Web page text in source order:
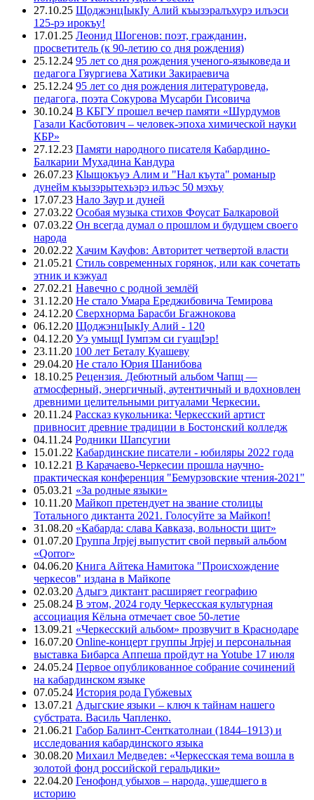
27.10.25 ЩоджэнцIыкIу Алий къызэралъхурэ илъэси
125-рэ ирокъу!
17.01.25 Леонид Шогенов: поэт, гражданин,
просветитель (к 90-летию со дня рождения)
25.12.24 95 лет со дня рождения ученого-языковеда и
педагога Гяургиева Хатики Закираевича
25.12.24 95 лет со дня рождения литературоведа,
педагога, поэта Сокурова Мусарби Гисовича
30.10.24 В КБГУ прошел вечер памяти «Шурдумов
Газали Касботович – человек-эпоха химической науки
КБР»
27.12.23 Памяти народного писателя Кабардино-
Балкарии Мухадина Кандура
26.07.23 Кlыщокъуэ Алим и "Нал къута" романыр
дунейм къызэрытехьэрэ илъэс 50 мэхъу
17.07.23 Нало Заур и дуней
27.03.22 Особая музыка стихов Фоусат Балкаровой
07.03.22 Он всегда думал о прошлом и будущем своего
народа
20.02.22 Хачим Кауфов: Авторитет четвертой власти
21.05.21 Стиль современных горянок, или как сочетать
этник и кэжуал
27.02.21 Навечно с родной землёй
31.12.20 Не стало Умара Ереджибовича Темирова
24.12.20 Сверхнорма Барасби Бгажнокова
06.12.20 ЩоджэнцIыкIу Алий - 120
04.12.20 Уэ умыщI Iумпэм си гуащIэр!
23.11.20 100 лет Беталу Куашеву
29.04.20 Не стало Юрия Шанибова
18.10.25 Рецензия. Дебютный альбом Чапщ —
атмосферный, энергичный, аутентичный и вдохновлен
древними целительными ритуалами Черкесии.
20.11.24 Рассказ кукольника: Черкесский артист
привносит древние традиции в Бостонский колледж
04.11.24 Родники Шапсугии
15.01.22 Кабардинские писатели - юбиляры 2022 года
10.12.21 В Карачаево-Черкесии прошла научно-
практическая конференция "Бемурзовские чтения-2021"
05.03.21 «За родные языки»
10.11.20 Майкоп претендует на звание столицы
Тотального диктанта 2021. Голосуйте за Майкоп!
31.08.20 «Кабарда: слава Кавказа, вольности щит»
01.07.20 Группа Jrpjej выпустит свой первый альбом
«Qorror»
04.06.20 Книга Айтека Намитока "Происхождение
черкесов" издана в Майкопе
02.03.20 Адыгэ диктант расширяет географию
25.08.24 В этом, 2024 году Черкесская культурная
ассоциация Кёльна отмечает свое 50-летие
13.09.21 «Черкесский альбом» прозвучит в Краснодаре
16.07.20 Online-концерт группы Jrpjej и персональная
выставка Бибарса Аппеша пройдут на Yotube 17 июля
24.05.24 Первое опубликованное собрание сочинений
на кабардинском языке
07.05.24 История рода Губжевых
13.07.21 Адыгские языки – ключ к тайнам нашего
субстрата. Василь Чапленко.
21.06.21 Габор Балинт-Сенткатолнаи (1844–1913) и
исследования кабардинского языка
30.08.20 Михаил Медведев: «Черкесская тема вошла в
золотой фонд российской геральдики»
22.04.20 Генофонд убыхов – народа, ушедшего в
историю